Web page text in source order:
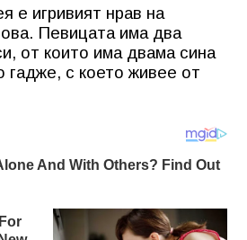
е игривият нрав на
Певицата има два
от които има двама сина
гадже, с което живее от